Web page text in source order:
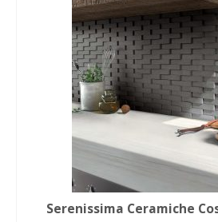
Serenissima Ceramiche